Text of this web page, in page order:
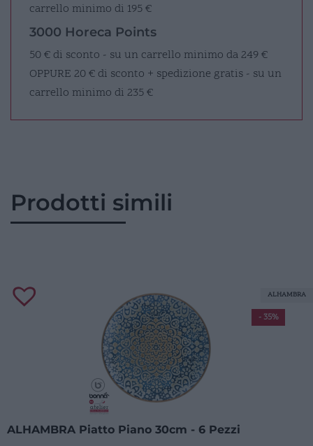
carrello minimo di 195 €
3000 Horeca Points
50 € di sconto - su un carrello minimo da 249 €
OPPURE 20 € di sconto + spedizione gratis - su un
carrello minimo di 235 €
Prodotti simili
ALHAMBRA Piatto Piano 30cm - 6 Pezzi
- 35%
ALHAMBRA